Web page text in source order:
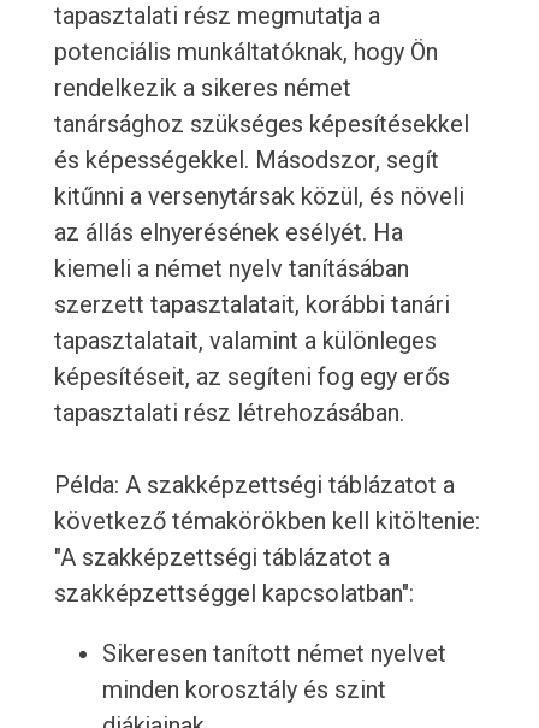
tapasztalati rész megmutatja a
potenciális munkáltatóknak, hogy Ön
rendelkezik a sikeres német
tanársághoz szükséges képesítésekkel
és képességekkel. Másodszor, segít
kitűnni a versenytársak közül, és növeli
az állás elnyerésének esélyét. Ha
kiemeli a német nyelv tanításában
szerzett tapasztalatait, korábbi tanári
tapasztalatait, valamint a különleges
képesítéseit, az segíteni fog egy erős
tapasztalati rész létrehozásában.
Példa: A szakképzettségi táblázatot a
következő témakörökben kell kitöltenie:
"A szakképzettségi táblázatot a
szakképzettséggel kapcsolatban":
Sikeresen tanított német nyelvet
minden korosztály és szint